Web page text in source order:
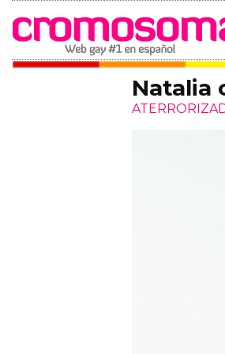
Natalia